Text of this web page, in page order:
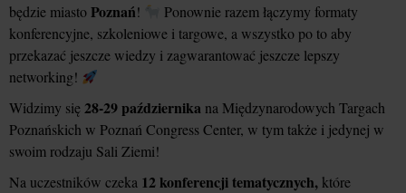
będzie miasto Poznań!
Ponownie razem łączymy formaty
konferencyjne, szkoleniowe i targowe, a wszystko po to aby
przekazać jeszcze wiedzy i zagwarantować jeszcze lepszy
networking!
Widzimy się28-29 października na Międzynarodowych Targach
Poznańskich w Poznań Congress Center, w tym także i jedynej w
swoim rodzaju Sali Ziemi!
Na uczestników czeka 12 konferencji tematycznych, które